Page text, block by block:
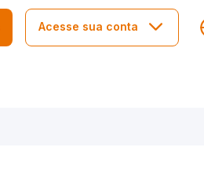
Acesse sua conta